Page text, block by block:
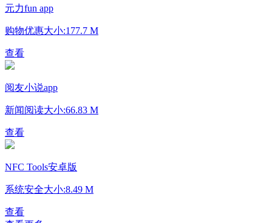
元力fun app
购物优惠大小:177.7 M
查看
阅友小说app
新闻阅读大小:66.83 M
查看
NFC Tools安卓版
系统安全大小:8.49 M
查看